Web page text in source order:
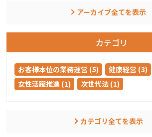
アーカイブ全てを表示
カテゴリ
お客様本位の業務運営 (5)
健康経営 (3)
女性活躍推進 (1)
次世代法 (1)
カテゴリ全てを表示